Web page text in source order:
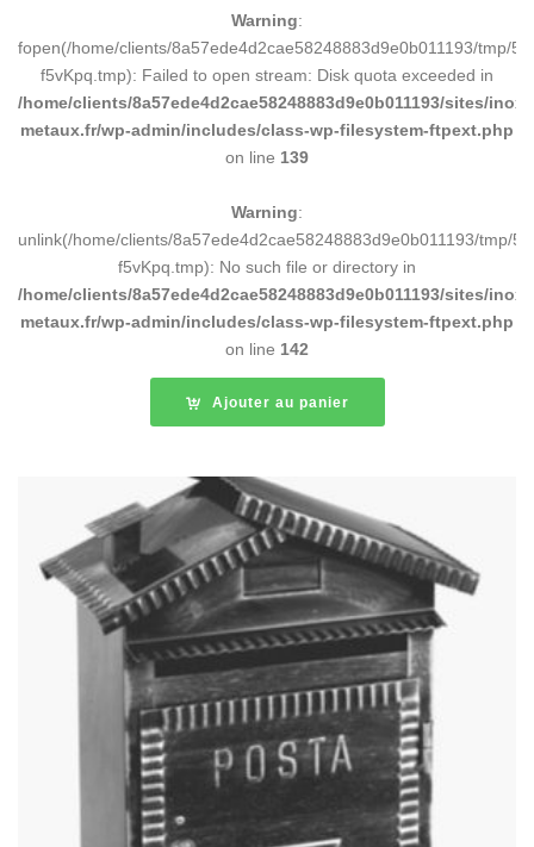
Warning:
fopen(/home/clients/8a57ede4d2cae58248883d9e0b011193/tmp/
f5vKpq.tmp): Failed to open stream: Disk quota exceeded in
/home/clients/8a57ede4d2cae58248883d9e0b011193/sites/inox-
metaux.fr/wp-admin/includes/class-wp-filesystem-ftpext.php
on line 139
Warning:
unlink(/home/clients/8a57ede4d2cae58248883d9e0b011193/tmp/
f5vKpq.tmp): No such file or directory in
/home/clients/8a57ede4d2cae58248883d9e0b011193/sites/inox-
metaux.fr/wp-admin/includes/class-wp-filesystem-ftpext.php
on line 142
Ajouter au panier